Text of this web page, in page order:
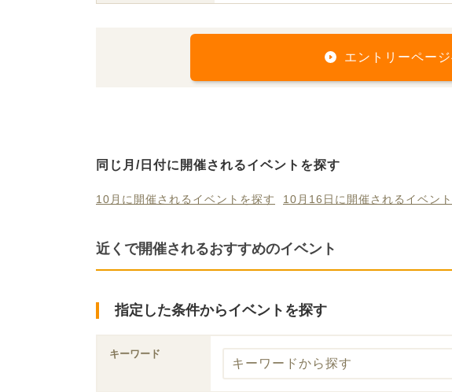
エントリーペー
同じ月/日付に開催されるイベントを探す
10月に開催されるイベントを探す 10月16日に開催されるイベン
近くで開催されるおすすめのイベント
指定した条件からイベントを探す
キーワード